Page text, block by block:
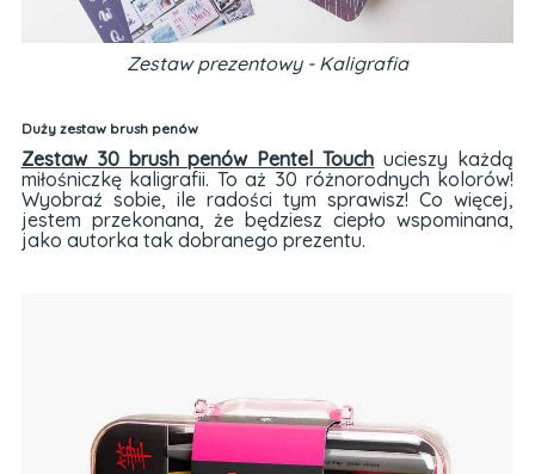
Zestaw prezentowy - Kaligrafia
Duży zestaw brush penów
Zestaw 30 brush penów Pentel Touch ucieszy każdą
miłośniczkę kaligrafii. To aż 30 różnorodnych kolorów!
Wyobraź sobie, ile radości tym sprawisz! Co więcej,
jestem przekonana, że będziesz ciepło wspominana,
jako autorka tak dobranego prezentu.